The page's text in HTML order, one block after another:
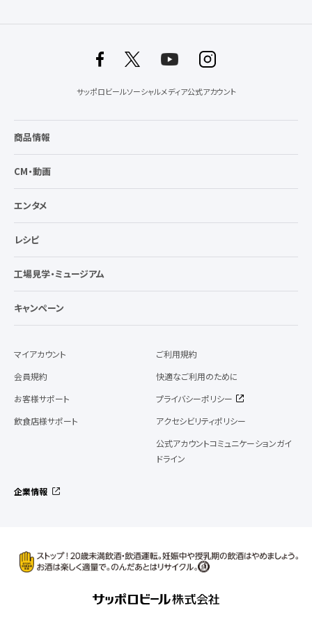
サッポロビールソーシャルメディア公式アカウント
商品情報
CM・動画
エンタメ
レシピ
工場見学・ミュージアム
キャンペーン
マイアカウント
会員規約
お客様サポート
飲食店様サポート
ご利用規約
快適なご利用のために
プライバシーポリシー
アクセシビリティポリシー
公式アカウントコミュニケーションガイ
ドライン
企業情報